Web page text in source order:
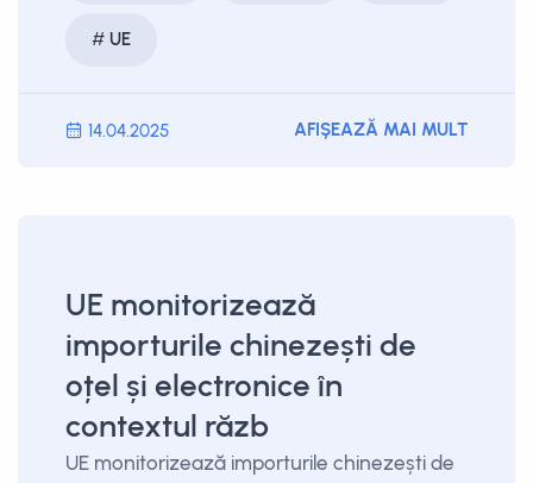
UE
14.04.2025 AFIȘEAZĂ MAI MULT
UE monitorizează
importurile chinezești de
oțel și electronice în
contextul răzb
UE monitorizează importurile chinezești de